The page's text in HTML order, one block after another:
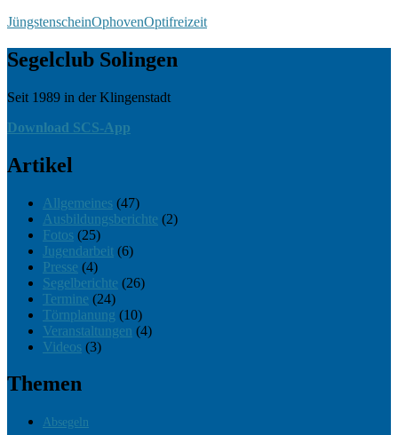
–
und
Erfolg
der
JüngstenscheinOphovenOptifreizeit
Seit 1989 in der Klingenstadt
Segelclub Solingen
Seit 1989 in der Klingenstadt
Download SCS-App
Artikel
Allgemeines (47)
Ausbildungsberichte (2)
Fotos (25)
Jugendarbeit (6)
Presse (4)
Segelberichte (26)
Termine (24)
Törnplanung (10)
Veranstaltungen (4)
Videos (3)
Themen
Absegeln